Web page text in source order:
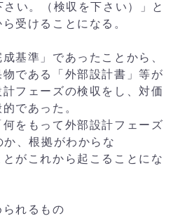
い。（検収を下さい）」と
受けることになる。
基準」であったことから、
である「外部設計書」等が
フェーズの検収をし、対価
であった。
をもって外部設計フェーズ
、根拠がわからな
がこれから起こることにな
れるもの